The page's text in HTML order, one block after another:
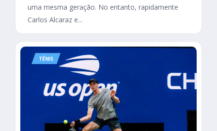
uma mesma geração. No entanto, rapidamente
Carlos Alcaraz e...
TÊNIS